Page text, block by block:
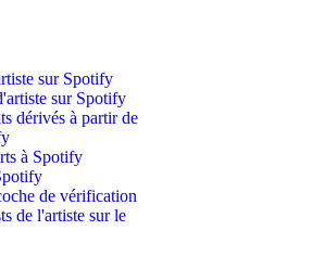
sur Spotify
sur Spotify
dérivés à partir de
à Spotify
de vérification
de l'artiste sur le